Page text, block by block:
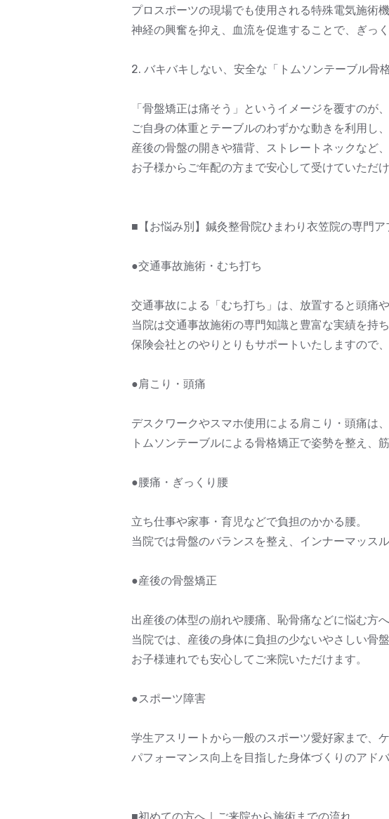
プロスポーツの現場でも使用される特殊電気施術
神経の興奮を抑え、血流を促進することで、ぎっ
2. バキバキしない、安全な「トムソンテーブル骨格
「骨盤矯正は痛そう」というイメージを覆すのが
ご自身の体重とテーブルのわずかな動きを利用し
産後の骨盤の開きや猫背、ストレートネックなど
お子様からご年配の方まで安心して受けていただけ
■【お悩み別】鍼灸整骨院ひまわり衣笠院の専門ア
●交通事故施術・むち打ち
交通事故による「むち打ち」は、放置すると頭痛
当院は交通事故施術の専門知識と豊富な実績を持
保険会社とのやりとりもサポートいたしますので
●肩こり・頭痛
デスクワークやスマホ使用による肩こり・頭痛は
トムソンテーブルによる骨格矯正で姿勢を整え、
●腰痛・ぎっくり腰
立ち仕事や家事・育児などで負担のかかる腰。
当院では骨盤のバランスを整え、インナーマッス
●産後の骨盤矯正
出産後の体型の崩れや腰痛、恥骨痛などに悩む方へ
当院では、産後の身体に負担の少ないやさしい骨
お子様連れでも安心してご来院いただけます。
●スポーツ障害
学生アスリートから一般のスポーツ愛好家まで、
パフォーマンス向上を目指した身体づくりのアド